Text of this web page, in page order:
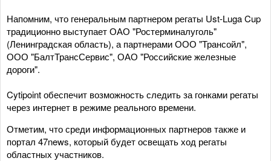
Напомним, что генеральным партнером регаты Ust-Luga Cup
традиционно выступает ОАО "Ростерминалуголь"
(Ленинградская область), а партнерами ООО "Трансойл",
ООО "БалтТрансСервис", ОАО "Российские железные
дороги".
Cytipoint обеспечит возможность следить за гонками регаты
через интернет в режиме реального времени.
Отметим, что среди информационных партнеров также и
портал 47news, который будет освещать ход регаты
областных участников.